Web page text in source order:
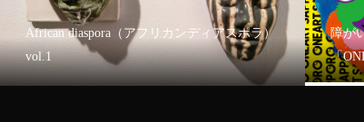
African diaspora（アフリカンディアスポラ）
vol.1
障が
「